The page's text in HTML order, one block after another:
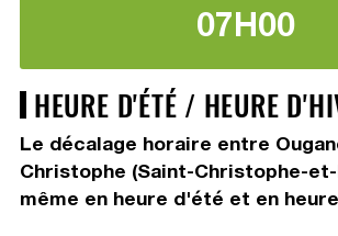
07H00
HEURE D'ÉTÉ / HEURE
Le décalage horaire entre
Christophe (Saint-Christophe-
même en heure d'été et en